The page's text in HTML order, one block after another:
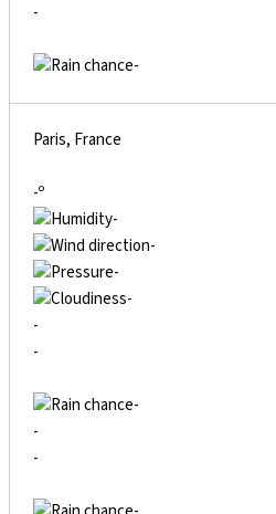
-
-
Paris, France
-º
-
-
-
-
-
-
-
-
-